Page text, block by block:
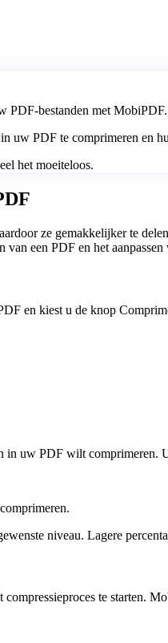
PDF-bestanden met MobiPDF.
uw PDF te comprimeren en
het moeiteloos.
ze gemakkelijker te
een PDF en het
en kiest u de knop
in uw PDF wilt
niveau. Lagere
te starten.